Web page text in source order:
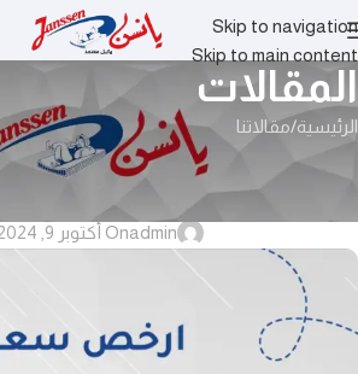
Skip to navigation
Skip to main content
المقالات
الرئيسية مقالاتنا
مقالاتنا
ارخص سعر مراتب يانسن
adminOn أكتوبر 9, 2024